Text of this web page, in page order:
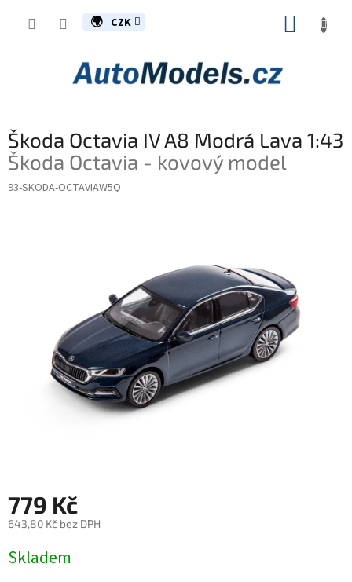
CZK
Škoda Octavia IV A8 Modrá Lava 1:43
Škoda Octavia - kovový model
93-SKODA-OCTAVIAW5Q
779 Kč
643,80 Kč bez DPH
cena:
Skladem